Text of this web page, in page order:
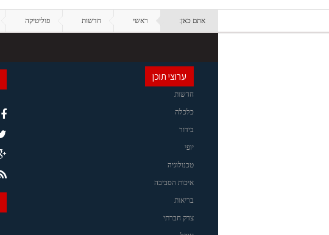
אתם כאן: ראשי חדשות פוליטיקה
ערוצי תוכן
חדשות
כלכלה
בידור
יופי
טכנולוגיה
איכות הסביבה
בריאות
צדק חברתי